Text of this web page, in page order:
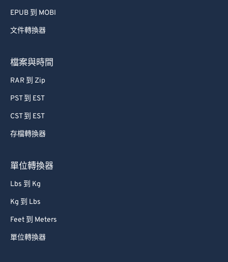
EPUB 到 MOBI
文件轉換器
檔案與時間
RAR 到 Zip
PST 到 EST
CST 到 EST
存檔轉換器
單位轉換器
Lbs 到 Kg
Kg 到 Lbs
Feet 到 Meters
單位轉換器